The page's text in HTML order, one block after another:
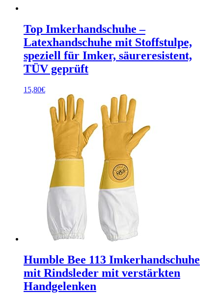
Top Imkerhandschuhe –
Latexhandschuhe mit Stoffstulpe,
speziell für Imker, säureresistent,
TÜV geprüft
15,80€
Humble Bee 113 Imkerhandschuhe
mit Rindsleder mit verstärkten
Handgelenken